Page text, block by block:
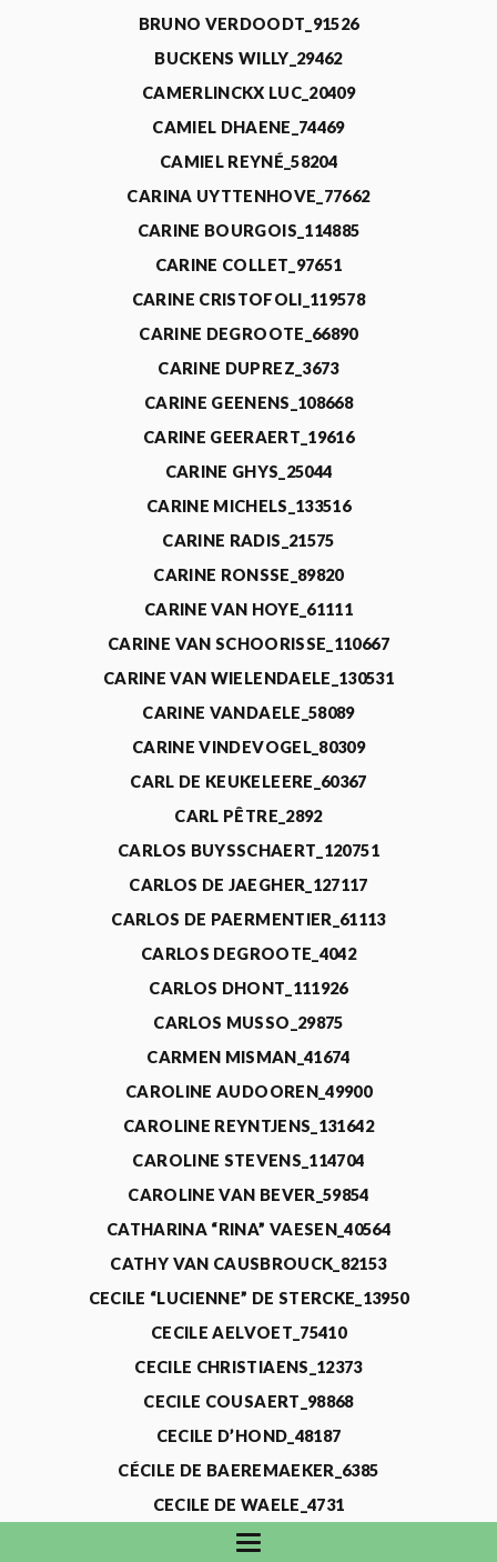
BRUNO VERDOODT_91526
BUCKENS WILLY_29462
CAMERLINCKX LUC_20409
CAMIEL DHAENE_74469
CAMIEL REYNÉ_58204
CARINA UYTTENHOVE_77662
CARINE BOURGOIS_114885
CARINE COLLET_97651
CARINE CRISTOFOLI_119578
CARINE DEGROOTE_66890
CARINE DUPREZ_3673
CARINE GEENENS_108668
CARINE GEERAERT_19616
CARINE GHYS_25044
CARINE MICHELS_133516
CARINE RADIS_21575
CARINE RONSSE_89820
CARINE VAN HOYE_61111
CARINE VAN SCHOORISSE_110667
CARINE VAN WIELENDAELE_130531
CARINE VANDAELE_58089
CARINE VINDEVOGEL_80309
CARL DE KEUKELEERE_60367
CARL PÊTRE_2892
CARLOS BUYSSCHAERT_120751
CARLOS DE JAEGHER_127117
CARLOS DE PAERMENTIER_61113
CARLOS DEGROOTE_4042
CARLOS DHONT_111926
CARLOS MUSSO_29875
CARMEN MISMAN_41674
CAROLINE AUDOOREN_49900
CAROLINE REYNTJENS_131642
CAROLINE STEVENS_114704
CAROLINE VAN BEVER_59854
CATHARINA “RINA” VAESEN_40564
CATHY VAN CAUSBROUCK_82153
CECILE “LUCIENNE” DE STERCKE_13950
CECILE AELVOET_75410
CECILE CHRISTIAENS_12373
CECILE COUSAERT_98868
CECILE D’HOND_48187
CÉCILE DE BAEREMAEKER_6385
CECILE DE WAELE_4731
CECILE DEVOS_115318